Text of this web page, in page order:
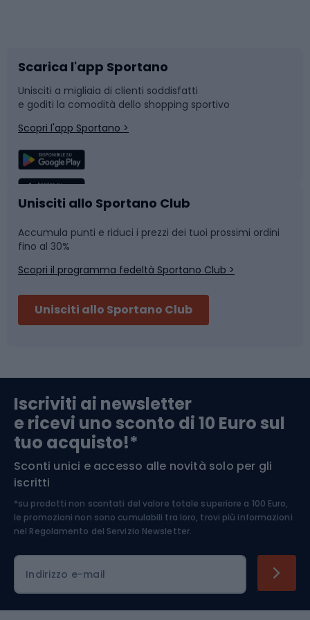
Bushcraft
Corsa
Sport di squadra
Caschi da ciclismo
Skitouring
Abbigliamento da escursionismo
Slitte e slittini
Snowboard
Camminata nordica
Nuoto
Pattinaggio
Componenti per biciclette
Arrampicata
Medicina dello sport
Abbigliamento ciclistico
Scarica l'app Sportano
Unisciti a migliaia di clienti soddisfatti
e goditi la comodità dello shopping sportivo
Scopri l'app Sportano >
Unisciti allo Sportano Club
Accumula punti e riduci i prezzi dei tuoi prossimi ordini
fino al 30%
Scopri il programma fedeltà Sportano Club >
Unisciti allo Sportano Club
Iscriviti ai newsletter
e ricevi uno sconto di 10 Euro sul
tuo acquisto!*
Sconti unici e accesso alle novità solo per gli
iscritti
*su prodotti non scontati del valore totale superiore a 100 Euro,
le promozioni non sono cumulabili tra loro, trovi più informazioni
nel Regolamento del Servizio Newsletter.
Indirizzo e-mail